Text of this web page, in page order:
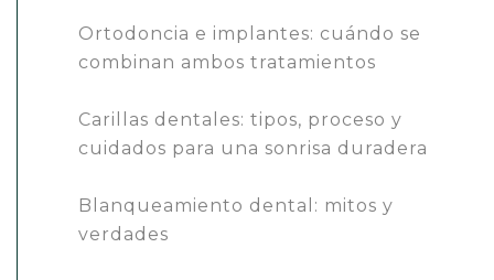
Ortodoncia e implantes: cuándo se
combinan ambos tratamientos
Carillas dentales: tipos, proceso y
cuidados para una sonrisa duradera
Blanqueamiento dental: mitos y
verdades